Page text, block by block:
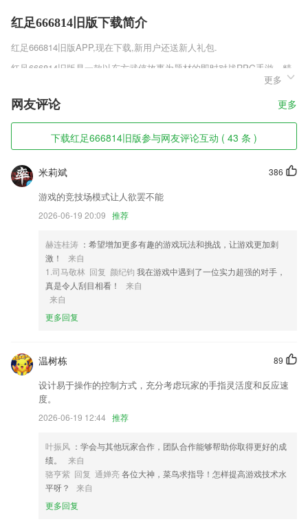
红足666814旧版下载简介
红足666814旧版APP,现在下载,新用户还送新人礼包.
红足666814旧版是一款以东方武侠故事为题材的即时对战RPG手游，精
致写实的游戏画面，融合的多种经典的武侠故事元素，带给玩家全新的武
侠体验，众多大家熟知的武侠职业角色任你选择，玄武风云官网版每个职
业都有自己专属的武侠技能，带给你无限畅爽刺激的武侠对决感，让你沉
浸在其中。
红足666814旧版软件特色
1,音质清晰流畅，不同于2265手机自带录音机，真实还原录音场景；
2,目标导向，认字母、学英语、学认知
3,建立群组共同学习
5,功能多多且值得信赖，更好去管理各位的手机电池。
6,【实用】肾病实用智能计算器：残余肾功能计算器、肌酐清除率计算
器、肾小球滤过率计算器
红足666814旧版软件优势
2.协助人们找到丢掉的物品。
3.每月一门超级干货课程
4.数万种几十万册全新儿童绘本,涵盖中外热门绘本,种类丰富齐全.
5.覆盖银行业法律法规与综合能力，个人理财等全部科目的题库。
6.支持中韩，韩中，双向语言翻译，翻译结果可以朗读，自带快速复制功
能更加方便快捷
红足666814旧版更新了什么?
增加新版民生功能；
更多
网友评论 更多
下载红足666814旧版参与网友评论互动 ( 43 条 )
386
米莉斌
游戏的竞技场模式让人欲罢不能
2026-06-19 20:09 推荐
赫连桂涛 ：希望增加更多有趣的游戏玩法和挑战，让游戏更加刺
激！
来自
1.司马敬林 回复 颜纪钧 我在游戏中遇到了一位实力超强的对手，
真是令人刮目相看！
来自
来自
更多回复
89
温树栋
设计易于操作的控制方式，充分考虑玩家的手指灵活度和反应速
度。
2026-06-19 12:44 推荐
叶振风 ：学会与其他玩家合作，团队合作能够帮助你取得更好的成
绩。
来自
骆亨紫 回复 通婵亮各位大神，菜鸟求指导！怎样提高游戏技术水
平呀？
来自
更多回复